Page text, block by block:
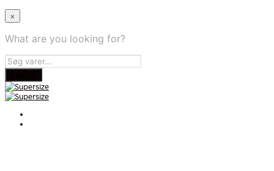
×
What are you looking for?